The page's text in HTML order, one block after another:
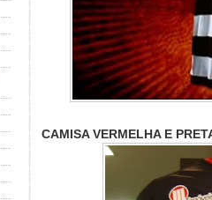
CAMISA VERMELHA E